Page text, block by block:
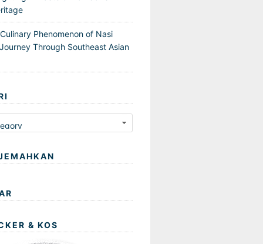
Phenomenon of Nasi
Through Southeast Asian
& KOS